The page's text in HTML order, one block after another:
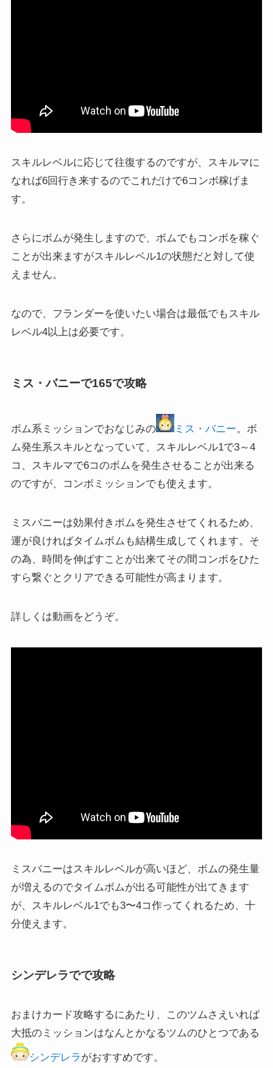
スキルレベルに応じて往復するのですが、スキルマに
なれば6回行き来するのでこれだけで6コンボ稼げま
す。
さらにボムが発生しますので、ボムでもコンボを稼ぐ
ことが出来ますがスキルレベル1の状態だと対して使
えません。
なので、フランダーを使いたい場合は最低でもスキル
レベル4以上は必要です。
ミス・バニーで165で攻略
ボム系ミッションでおなじみの ミス・バニー。ボ
ム発生系スキルとなっていて、スキルレベル1で3～4
コ、スキルマで6コのボムを発生させることが出来る
のですが、コンボミッションでも使えます。
ミスバニーは効果付きボムを発生させてくれるため、
運が良ければタイムボムも結構生成してくれます。そ
の為、時間を伸ばすことが出来てその間コンボをひた
すら繋ぐとクリアできる可能性が高まります。
詳しくは動画をどうぞ。
ミスバニーはスキルレベルが高いほど、ボムの発生量
が増えるのでタイムボムが出る可能性が出てきます
が、スキルレベル1でも3〜4コ作ってくれるため、十
分使えます。
シンデレラでで攻略
おまけカード攻略するにあたり、このツムさえいれば
大抵のミッションはなんとかなるツムのひとつである
シンデレラ がおすすめです。